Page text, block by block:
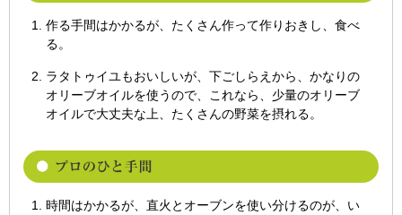
作る手間はかかるが、たくさん作って作りおきし、食べ
る。
ラタトゥイユもおいしいが、下ごしらえから、かなりの
オリーブオイルを使うので、これなら、少量のオリーブ
オイルで大丈夫な上、たくさんの野菜を摂れる。
時間はかかるが、直火とオーブンを使い分けるのが、い